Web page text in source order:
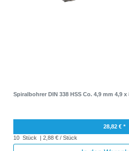
Spiralbohrer DIN 338 HSS Co. 4,9 mm 4,9
28,82 € *
10 Stück | 2,88 € / Stück